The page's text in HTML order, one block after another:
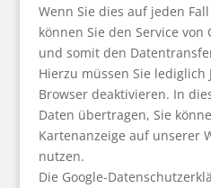
Wenn Sie dies auf jeden
können Sie den Service
und somit den
Hierzu müssen Sie lediglich
Browser deaktivieren. In
Daten übertragen, Sie
Kartenanzeige auf unserer
nutzen.
Die Google-